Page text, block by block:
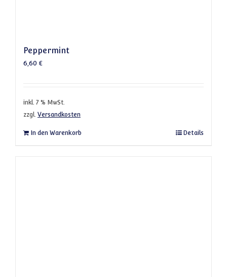
Peppermint
6,60 €
inkl. 7 % MwSt.
zzgl. Versandkosten
In den Warenkorb Details